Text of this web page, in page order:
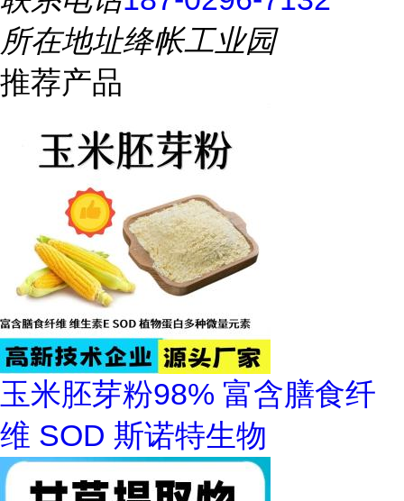
所在地址绛帐工业园
推荐产品
玉米胚芽粉98% 富含膳食纤
维 SOD 斯诺特生物